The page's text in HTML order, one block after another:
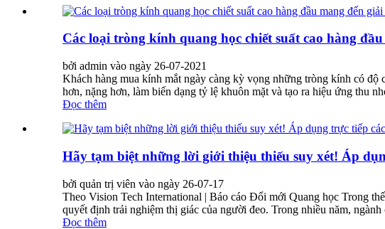
Các loại tròng kính quang học chiết suất cao hàng
bởi admin vào ngày 26-07-2021
Khách hàng mua kính mắt ngày càng kỳ vọng những tròng kính có
hơn, nặng hơn, làm biến dạng tỷ lệ khuôn mặt và tạo ra hiệu ứng thu
Đọc thêm
Hãy tạm biệt những lời giới thiệu thiếu suy xét! Áp
bởi quản trị viên vào ngày 26-07-17
Theo Vision Tech International | Báo cáo Đổi mới Quang học Trong
quyết định trải nghiệm thị giác của người đeo. Trong nhiều năm,
Đọc thêm